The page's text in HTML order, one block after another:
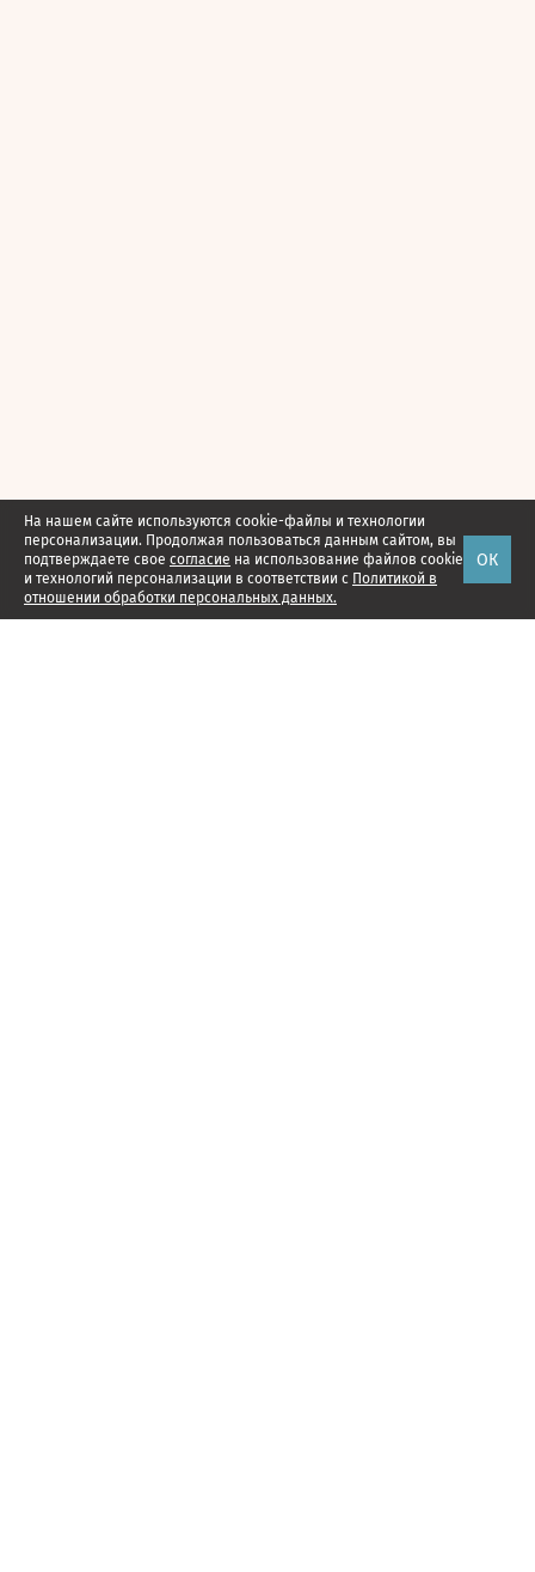
На нашем сайте используются cookie-файлы и технологии
персонализации. Продолжая пользоваться данным сайтом, вы
подтверждаете свое согласие на использование файлов cookie
и технологий персонализации в соответствии с Политикой в
отношении обработки персональных данных.
ОК